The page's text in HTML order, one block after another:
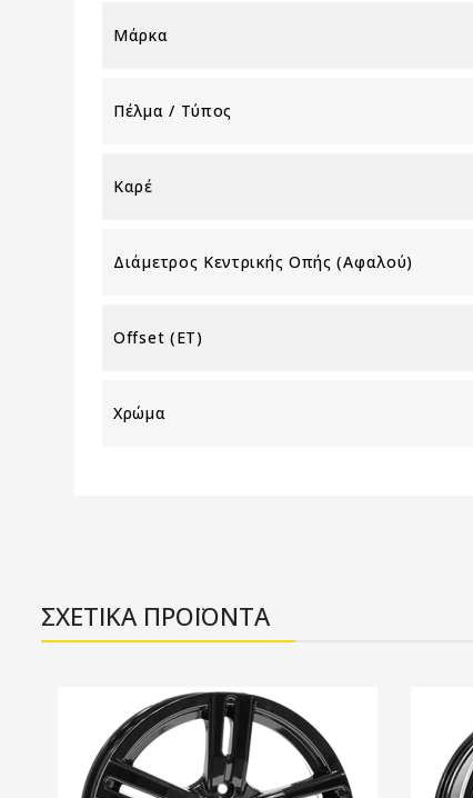
Μάρκα
Πέλμα / Τύπος
Καρέ
Διάμετρος Κεντρικής Οπής (αφαλού)
Offset (ET)
Χρώμα
ΣΧΕΤΙΚΑ ΠΡΟΪΟΝΤΑ